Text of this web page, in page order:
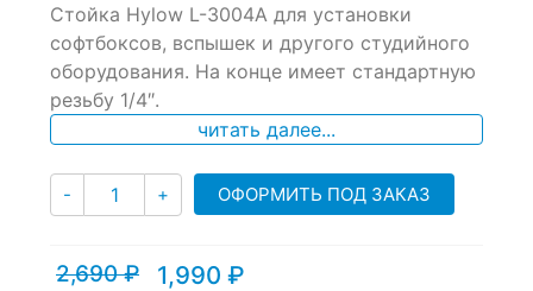
out
based
on
customer
ratings
Стойка Hylow L-3004A для установки
софтбоксов, вспышек и другого студийного
оборудования. На конце имеет стандартную
резьбу 1/4″.
читать далее...
- Количество
+ ОФОРМИТЬ ПОД ЗАКАЗ
2,690₽
Первоначальная1,990 ₽
Текущая